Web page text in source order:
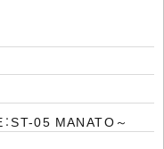
ST-05 MANATO～